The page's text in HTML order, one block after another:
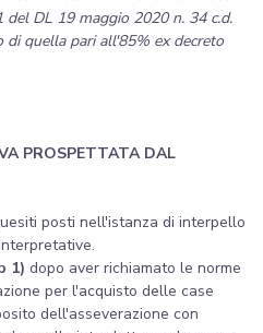
del DL 19 maggio 2020 n. 34 c.d.
di quella pari all'85% ex decreto
PROSPETTATA DAL
posti nell'istanza di interpello
1) dopo aver richiamato le norme
per l'acquisto delle case
dell'asseverazione con